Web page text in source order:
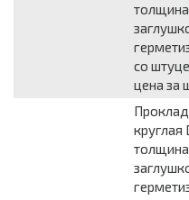
со
цена за
круглая